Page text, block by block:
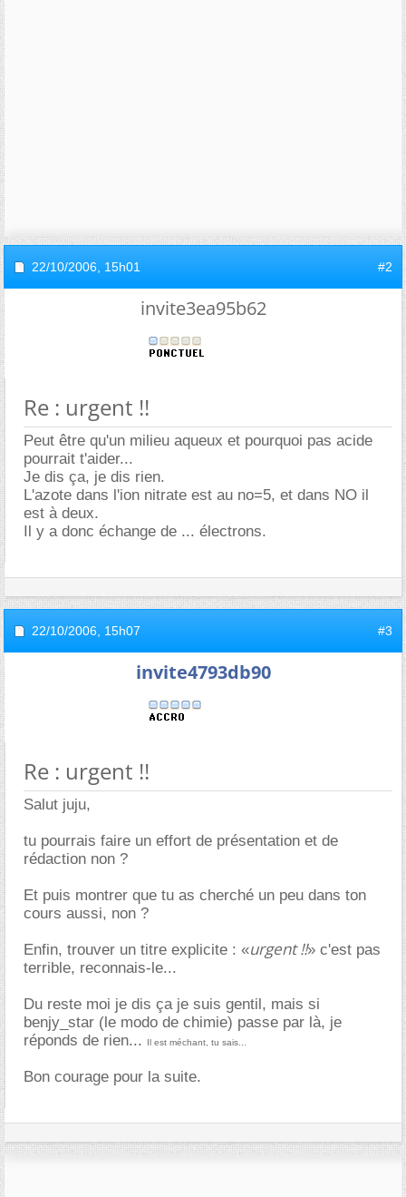
22/10/2006, 15h01 #2
invite3ea95b62
Re : urgent !!
Peut être qu'un milieu aqueux et pourquoi pas acide
pourrait t'aider...
Je dis ça, je dis rien.
L'azote dans l'ion nitrate est au no=5, et dans NO il
est à deux.
Il y a donc échange de ... électrons.
22/10/2006, 15h07 #3
invite4793db90
Re : urgent !!
Salut juju,
tu pourrais faire un effort de présentation et de
rédaction non ?
Et puis montrer que tu as cherché un peu dans ton
cours aussi, non ?
Enfin, trouver un titre explicite : «urgent !!» c'est pas
terrible, reconnais-le...
Du reste moi je dis ça je suis gentil, mais si
benjy_star (le modo de chimie) passe par là, je
réponds de rien...
Il est méchant, tu sais...
Bon courage pour la suite.